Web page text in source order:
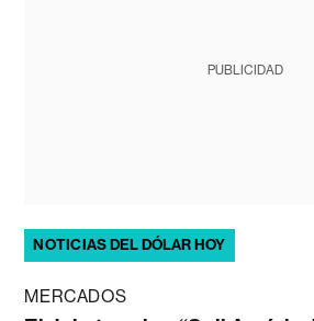
PUBLICIDAD
NOTICIAS DEL DÓLAR HOY
MERCADOS